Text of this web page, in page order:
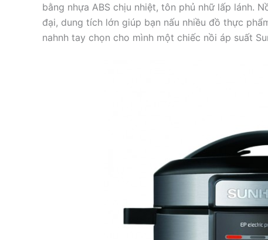
bằng nhựa ABS chịu nhiệt, tôn phủ nhữ lấp lánh.
đại, dung tích lớn giúp bạn nấu nhiều đồ thực
nahnh tay chọn cho mình một chiếc nồi áp suất